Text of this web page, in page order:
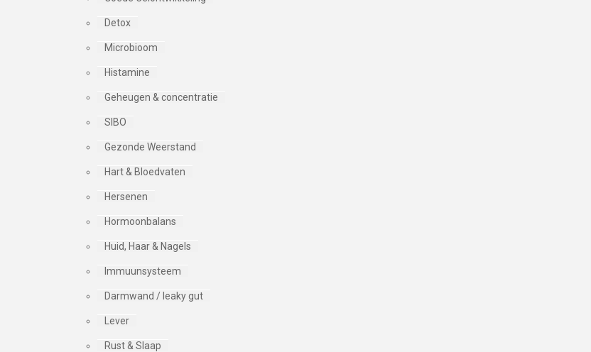
Detox
Microbioom
Histamine
Geheugen & concentratie
SIBO
Gezonde Weerstand
Hart & Bloedvaten
Hersenen
Hormoonbalans
Huid, Haar & Nagels
Immuunsysteem
Darmwand / leaky gut
Lever
Rust & Slaap